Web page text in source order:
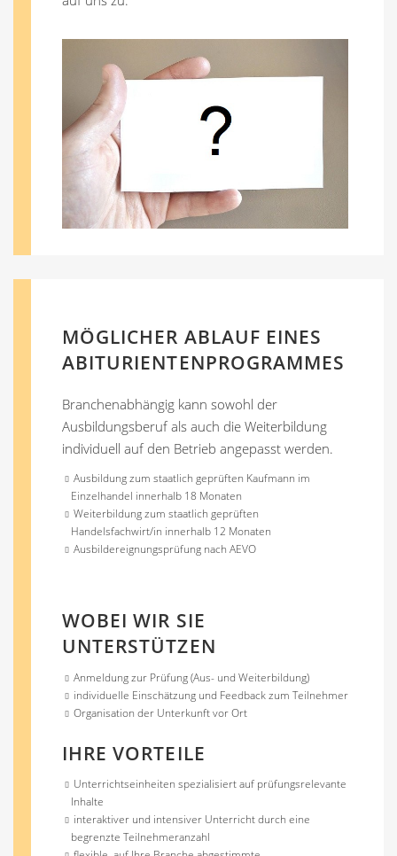
MÖGLICHER ABLAUF EINES
ABITURIENTENPROGRAMMES
Branchenabhängig kann sowohl der
Ausbildungsberuf als auch die Weiterbildung
individuell auf den Betrieb angepasst werden.
Ausbildung zum staatlich geprüften Kaufmann im
Einzelhandel innerhalb 18 Monaten
Weiterbildung zum staatlich geprüften
Handelsfachwirt/in innerhalb 12 Monaten
Ausbildereignungsprüfung nach AEVO
WOBEI WIR SIE
UNTERSTÜTZEN
Anmeldung zur Prüfung (Aus- und Weiterbildung)
individuelle Einschätzung und Feedback zum Teilnehmer
Organisation der Unterkunft vor Ort
IHRE VORTEILE
Unterrichtseinheiten spezialisiert auf prüfungsrelevante
Inhalte
interaktiver und intensiver Unterricht durch eine
begrenzte Teilnehmeranzahl